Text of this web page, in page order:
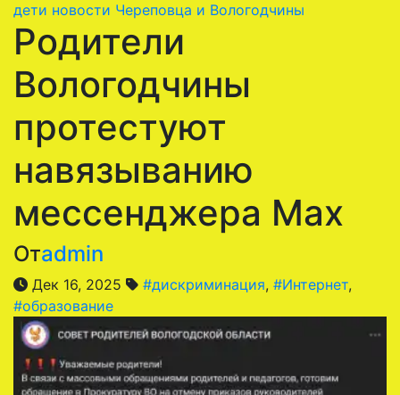
дети новости Череповца и Вологодчины
Родители
Вологодчины
протестуют
навязыванию
мессенджера Max
Отadmin
Дек 16, 2025 #дискриминация, #Интернет,
#образование